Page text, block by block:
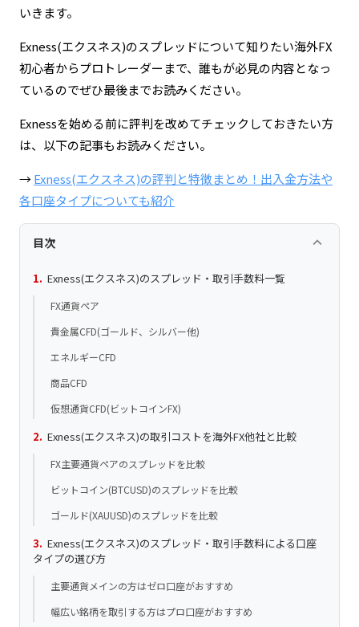
いきます。
Exness(エクスネス)のスプレッドについて知りたい海外FX
初心者からプロトレーダーまで、誰もが必見の内容となっ
ているのでぜひ最後までお読みください。
Exnessを始める前に評判を改めてチェックしておきたい方
は、以下の記事もお読みください。
→Exness(エクスネス)の評判と特徴まとめ！出入金方法や
各口座タイプについても紹介
目次 keyboard_arrow_up
Exness(エクスネス)のスプレッド・取引手数料一覧
FX通貨ペア
貴金属CFD(ゴールド、シルバー他)
エネルギーCFD
商品CFD
仮想通貨CFD(ビットコインFX)
Exness(エクスネス)の取引コストを海外FX他社と比較
FX主要通貨ペアのスプレッドを比較
ビットコイン(BTCUSD)のスプレッドを比較
ゴールド(XAUUSD)のスプレッドを比較
Exness(エクスネス)のスプレッド・取引手数料による口座
タイプの選び方
主要通貨メインの方はゼロ口座がおすすめ
幅広い銘柄を取引する方はプロ口座がおすすめ